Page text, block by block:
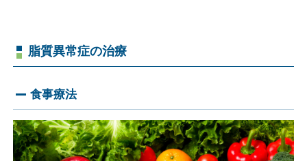
脂質異常症の治療
食事療法